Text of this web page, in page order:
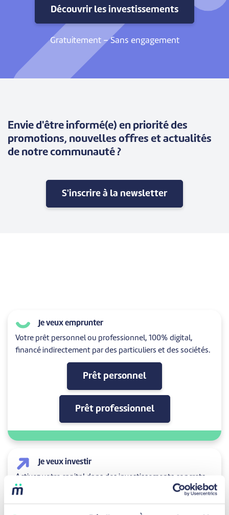
Découvrir les investissements
Gratuitement – Sans engagement
Envie d'être informé(e) en priorité des
promotions, nouvelles offres et actualités
de notre communauté ?
S'inscrire à la newsletter
Je veux emprunter
Votre prêt personnel ou professionnel, 100% digital,
financé indirectement par des particuliers et des sociétés.
Prêt personnel
Prêt professionnel
Je veux investir
Activez votre capital dans des investissements concrets
et locaux: des prêts personnels et professionnels en
Belgique.